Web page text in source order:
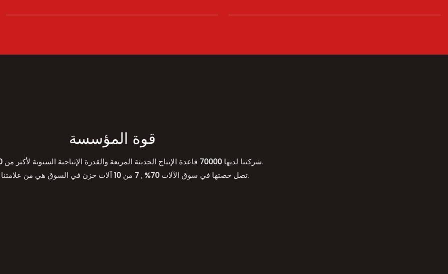
قوة المؤسسة
شركتنا لديها 70000 قاعدة الإنتاج الحديثة المربعة والقدرة الإنتاجية السنوية لأكثر من
الأجهزة.
تصل حصتها في سوق الآلات 70%
,
7 من 10 آلات حزن في السوق هي من علامتنا التجارية.